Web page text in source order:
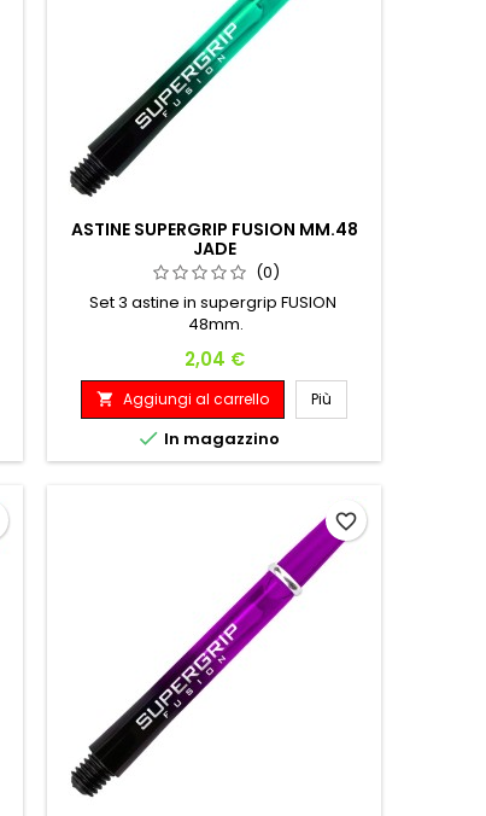
ASTINE SUPERGRIP FUSION MM.48
JADE
(0)
Set 3 astine in supergrip FUSION
48mm.
Prezzo
2,04 €
 Aggiungi al carrello Più
 In magazzino
favorite_border